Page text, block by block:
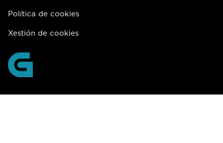
Política de cookies
Xestión de cookies